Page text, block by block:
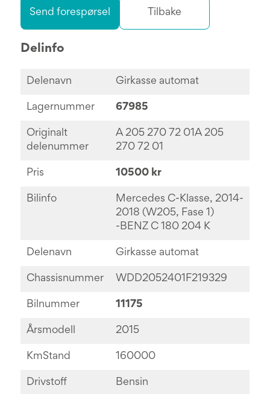
Send forespørsel Tilbake
Delinfo
Delenavn Girkasse automat
Lagernummer 67985
Originalt
delenummer
A 205 270 72 01A 205
270 72 01
Pris 10500 kr
Bilinfo
Mercedes C-Klasse, 2014-
2018 (W205, Fase 1)
-BENZ C 180 204 K
Delenavn Girkasse automat
Chassisnummer WDD2052401F219329
Bilnummer 11175
Årsmodell 2015
KmStand 160000
Drivstoff Bensin